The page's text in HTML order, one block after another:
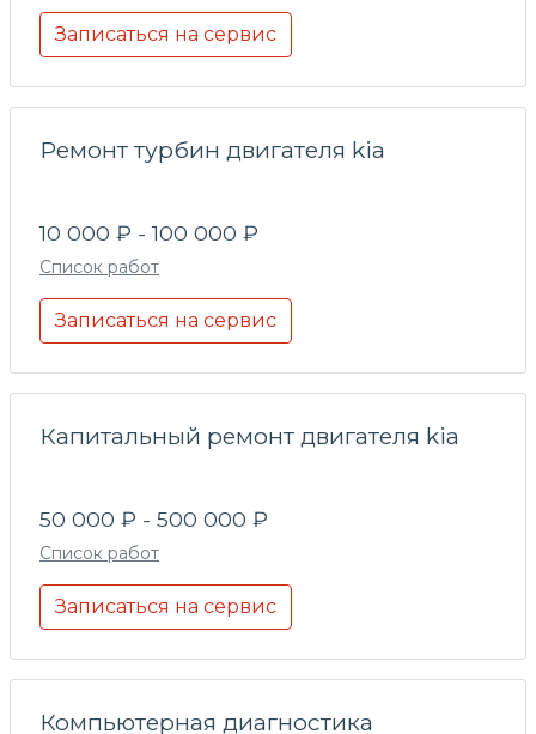
Записаться на сервис
Ремонт турбин двигателя kia
10 000 ₽ - 100 000 ₽
Список работ
Записаться на сервис
Капитальный ремонт двигателя kia
50 000 ₽ - 500 000 ₽
Список работ
Записаться на сервис
Компьютерная диагностика